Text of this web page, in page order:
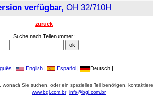
verfügbar, OH 32/710H
zurück
Suche nach Teilenummer:
| English | Español | Deutsch |
wonach Sie suchen, oder ein spezielles Teil benötigen,
www.bgl.com.br info@bgl.com.br